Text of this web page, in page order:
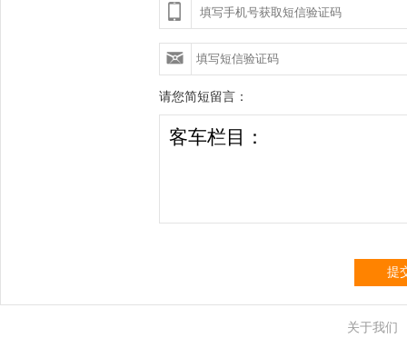
请您简短留言：
提
关于我们